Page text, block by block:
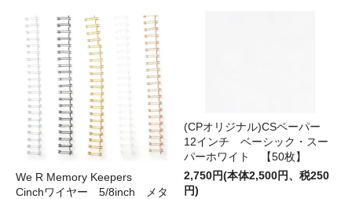
We R Memory Keepers
Cinchワイヤー 5/8inch メタ
(CPオリジナル)CSペーパー
12インチ ベーシック・スー
パーホワイト 【50枚】
2,750円(本体2,500円、税250
円)